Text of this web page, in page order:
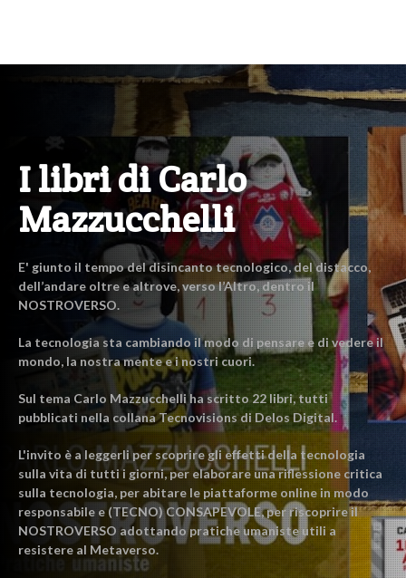
I libri di Carlo
Mazzucchelli
E' giunto il tempo del disincanto tecnologico, del distacco,
dell’andare oltre e altrove, verso l’Altro, dentro il
NOSTROVERSO.
La tecnologia sta cambiando il modo di pensare e di vedere il
mondo, la nostra mente e i nostri cuori.
Sul tema Carlo Mazzucchelli ha scritto 22 libri, tutti
pubblicati nella collana Tecnovisions di Delos Digital.
L'invito è a leggerli per scoprire gli effetti della tecnologia
sulla vita di tutti i giorni, per elaborare una riflessione critica
sulla tecnologia, per abitare le piattaforme online in modo
responsabile e (TECNO) CONSAPEVOLE, per riscoprire il
NOSTROVERSO adottando pratiche umaniste utili a
resistere al Metaverso.